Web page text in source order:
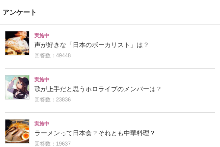
アンケート
実施中
声が好きな「日本のボーカリスト」は？
回答数：49448
実施中
歌が上手だと思うホロライブのメンバーは？
回答数：23836
実施中
ラーメンって日本食？それとも中華料理？
回答数：19637